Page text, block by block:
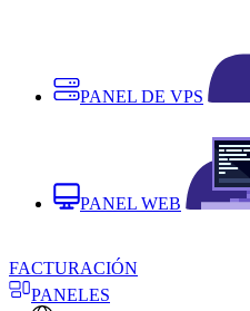
PANEL DE VPS
PANEL WEB
FACTURACIÓN
PANELES